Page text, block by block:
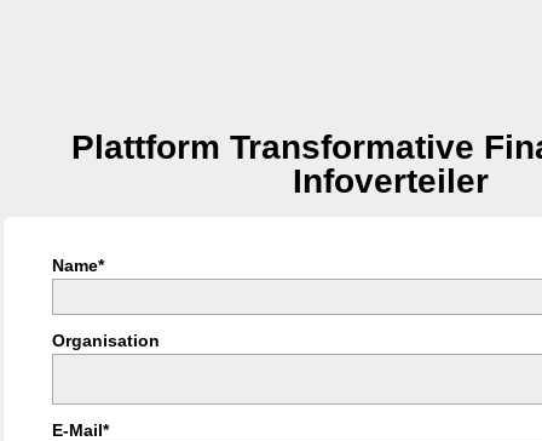
Plattform Transformative
Infoverteiler
Name*
Organisation
E-Mail*